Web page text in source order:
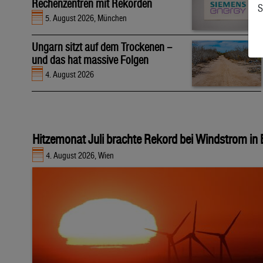
Rechenzentren mit Rekorden
5. August 2026, München
Ungarn sitzt auf dem Trockenen –
und das hat massive Folgen
4. August 2026
Hitzemonat Juli brachte Rekord bei Windstrom in
4. August 2026, Wien